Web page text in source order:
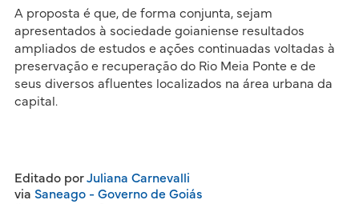
A proposta é que, de forma conjunta, sejam
apresentados à sociedade goianiense resultados
ampliados de estudos e ações continuadas voltadas à
preservação e recuperação do Rio Meia Ponte e de
seus diversos afluentes localizados na área urbana da
capital.
Editado porJuliana Carnevalli
via Saneago - Governo de Goiás